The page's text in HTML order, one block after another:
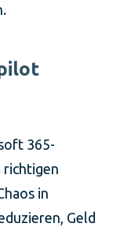
365-
richtigen
in
Geld